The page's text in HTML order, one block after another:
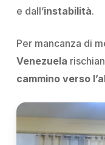
e dall’instabilità.
Per mancanza di
Venezuela
cammino verso